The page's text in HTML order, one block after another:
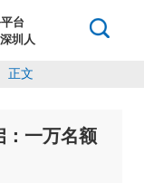
台
圳人
正文
：一万名额